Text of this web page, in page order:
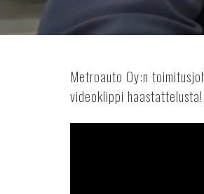
Metroauto Oy:n
videoklippi haastattelusta!